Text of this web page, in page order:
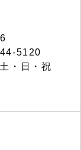
5120
・日・祝